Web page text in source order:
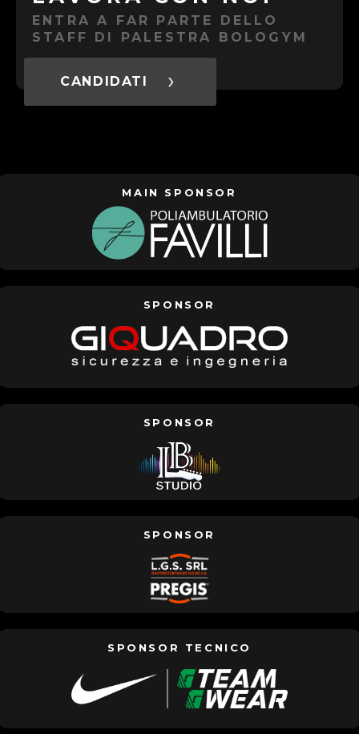
ENTRA A FAR PARTE DELLO
STAFF DI PALESTRA BOLOGYM
CANDIDATI
MAIN SPONSOR
SPONSOR
SPONSOR
SPONSOR
SPONSOR TECNICO